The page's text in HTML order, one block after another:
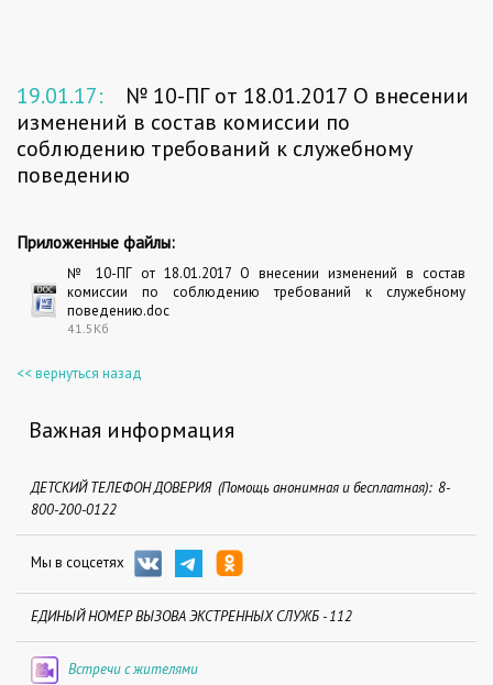
19.01.17:
№ 10-ПГ от 18.01.2017 О внесении
изменений в состав комиссии по
соблюдению требований к служебному
поведению
Приложенные файлы:
№ 10-ПГ от 18.01.2017 О внесении изменений в состав
комиссии по соблюдению требований к служебному
поведению.doc
41.5Кб
<< вернуться назад
Важная информация
ДЕТСКИЙ ТЕЛЕФОН ДОВЕРИЯ (Помощь анонимная и бесплатная): 8-
800-200-0122
Мы в соцсетях
ЕДИНЫЙ НОМЕР ВЫЗОВА ЭКСТРЕННЫХ СЛУЖБ - 112
Встречи с жителями